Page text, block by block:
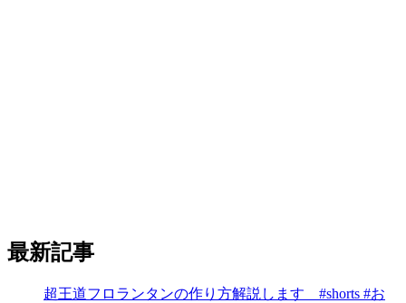
最新記事
超王道フロランタンの作り方解説します #shorts #お